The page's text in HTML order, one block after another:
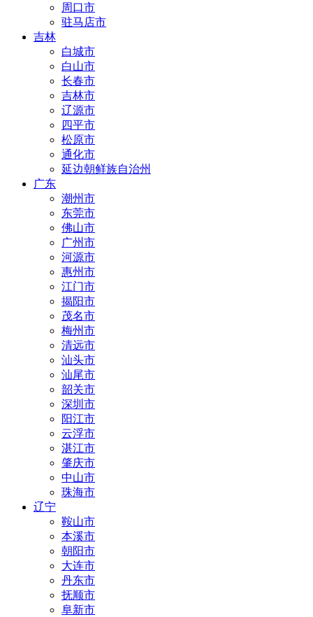
周口市
驻马店市
吉林
白城市
白山市
长春市
吉林市
辽源市
四平市
松原市
通化市
延边朝鲜族自治州
广东
潮州市
东莞市
佛山市
广州市
河源市
惠州市
江门市
揭阳市
茂名市
梅州市
清远市
汕头市
汕尾市
韶关市
深圳市
阳江市
云浮市
湛江市
肇庆市
中山市
珠海市
辽宁
鞍山市
本溪市
朝阳市
大连市
丹东市
抚顺市
阜新市